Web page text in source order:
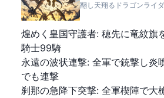
翻し天翔るドラゴンライ
煌めく皇国守護者: 穂先に竜紋旗
騎士99騎
永遠の波状連撃: 全軍で銃撃し炎
でも連撃
刹那の急降下突撃: 全軍楔陣で大